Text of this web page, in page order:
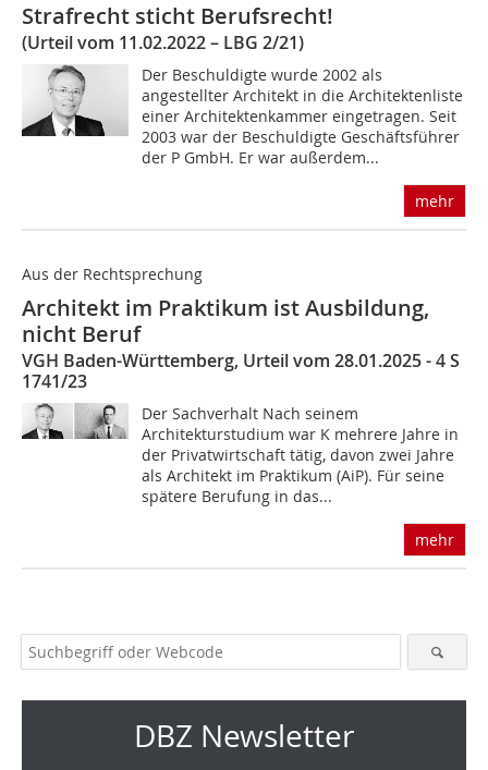
Strafrecht sticht Berufsrecht!
(Urteil vom 11.02.2022 – LBG 2/21)
Der Beschuldigte wurde 2002 als
angestellter Architekt in die Architektenliste
einer Architektenkammer eingetragen. Seit
2003 war der Beschuldigte Geschäftsführer
der P GmbH. Er war außerdem...
mehr
Aus der Rechtsprechung
Architekt im Praktikum ist Ausbildung,
nicht Beruf
VGH Baden-Württemberg, Urteil vom 28.01.2025 - 4 S
1741/23
Der Sachverhalt Nach seinem
Architekturstudium war K mehrere Jahre in
der Privatwirtschaft tätig, davon zwei Jahre
als Architekt im Praktikum (AiP). Für seine
spätere Berufung in das...
mehr
DBZ Newsletter